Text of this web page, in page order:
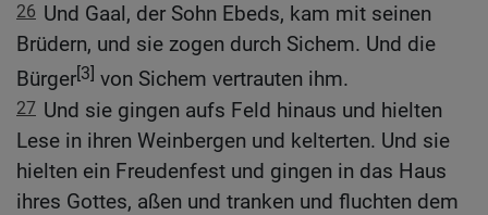
26 Und Gaal, der Sohn Ebeds, kam mit seinen
Brüdern, und sie zogen durch Sichem. Und die
Bürger[3] von Sichem vertrauten ihm.
27 Und sie gingen aufs Feld hinaus und hielten
Lese in ihren Weinbergen und kelterten. Und sie
hielten ein Freudenfest und gingen in das Haus
ihres Gottes, aßen und tranken und fluchten dem